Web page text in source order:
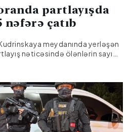
partlayışda
nəfərə çatıb
meydanında yerləşən
nəticəsində ölənlərin sayı
TV məlumat yayıbBildirilib ki, iki
nəfərdən çox yaralının
həkimlər onların həyatını xilas
davam edirlər.